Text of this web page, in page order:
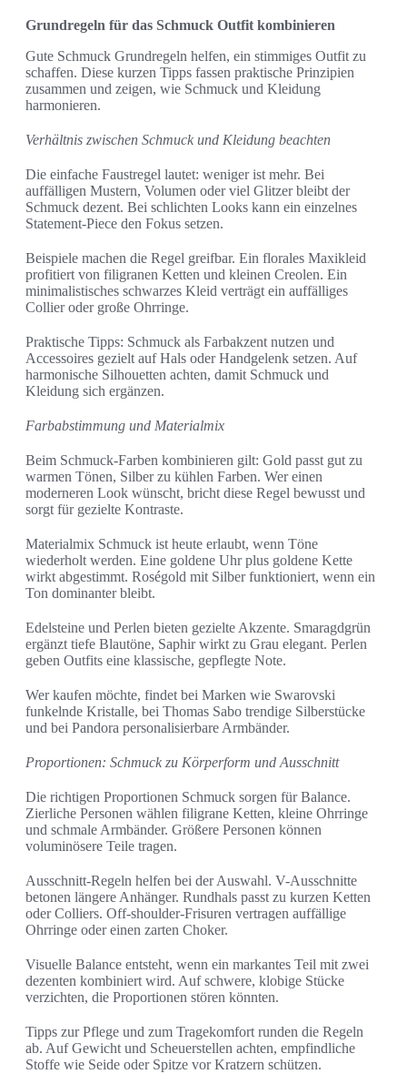
Grundregeln für das Schmuck Outfit kombinieren
Gute Schmuck Grundregeln helfen, ein stimmiges Outfit zu
schaffen. Diese kurzen Tipps fassen praktische Prinzipien
zusammen und zeigen, wie Schmuck und Kleidung
harmonieren.
Verhältnis zwischen Schmuck und Kleidung beachten
Die einfache Faustregel lautet: weniger ist mehr. Bei
auffälligen Mustern, Volumen oder viel Glitzer bleibt der
Schmuck dezent. Bei schlichten Looks kann ein einzelnes
Statement-Piece den Fokus setzen.
Beispiele machen die Regel greifbar. Ein florales Maxikleid
profitiert von filigranen Ketten und kleinen Creolen. Ein
minimalistisches schwarzes Kleid verträgt ein auffälliges
Collier oder große Ohrringe.
Praktische Tipps: Schmuck als Farbakzent nutzen und
Accessoires gezielt auf Hals oder Handgelenk setzen. Auf
harmonische Silhouetten achten, damit Schmuck und
Kleidung sich ergänzen.
Farbabstimmung und Materialmix
Beim Schmuck-Farben kombinieren gilt: Gold passt gut zu
warmen Tönen, Silber zu kühlen Farben. Wer einen
moderneren Look wünscht, bricht diese Regel bewusst und
sorgt für gezielte Kontraste.
Materialmix Schmuck ist heute erlaubt, wenn Töne
wiederholt werden. Eine goldene Uhr plus goldene Kette
wirkt abgestimmt. Roségold mit Silber funktioniert, wenn ein
Ton dominanter bleibt.
Edelsteine und Perlen bieten gezielte Akzente. Smaragdgrün
ergänzt tiefe Blautöne, Saphir wirkt zu Grau elegant. Perlen
geben Outfits eine klassische, gepflegte Note.
Wer kaufen möchte, findet bei Marken wie Swarovski
funkelnde Kristalle, bei Thomas Sabo trendige Silberstücke
und bei Pandora personalisierbare Armbänder.
Proportionen: Schmuck zu Körperform und Ausschnitt
Die richtigen Proportionen Schmuck sorgen für Balance.
Zierliche Personen wählen filigrane Ketten, kleine Ohrringe
und schmale Armbänder. Größere Personen können
voluminösere Teile tragen.
Ausschnitt-Regeln helfen bei der Auswahl. V-Ausschnitte
betonen längere Anhänger. Rundhals passt zu kurzen Ketten
oder Colliers. Off-shoulder-Frisuren vertragen auffällige
Ohrringe oder einen zarten Choker.
Visuelle Balance entsteht, wenn ein markantes Teil mit zwei
dezenten kombiniert wird. Auf schwere, klobige Stücke
verzichten, die Proportionen stören könnten.
Tipps zur Pflege und zum Tragekomfort runden die Regeln
ab. Auf Gewicht und Scheuerstellen achten, empfindliche
Stoffe wie Seide oder Spitze vor Kratzern schützen.